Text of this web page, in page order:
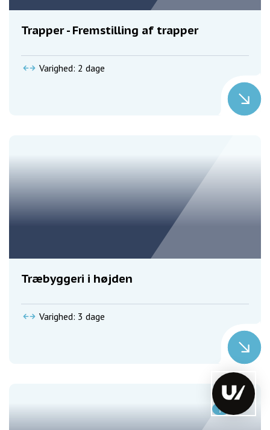
Trapper - Fremstilling af trapper
Varighed: 2 dage
Træbyggeri i højden
Varighed: 3 dage